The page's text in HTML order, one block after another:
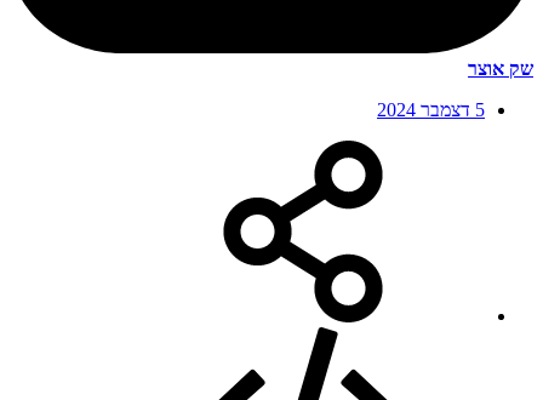
שק אוצר
5 דצמבר 2024